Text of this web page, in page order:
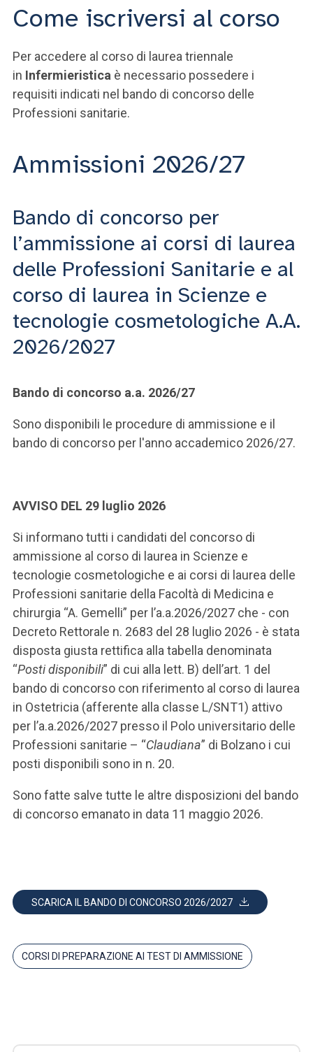
Come iscriversi al corso
Per accedere al corso di laurea triennale
in Infermieristica è necessario possedere i
requisiti indicati nel bando di concorso delle
Professioni sanitarie.
Ammissioni 2026/27
Bando di concorso per
l’ammissione ai corsi di laurea
delle Professioni Sanitarie e al
corso di laurea in Scienze e
tecnologie cosmetologiche A.A.
2026/2027
Bando di concorso a.a. 2026/27
Sono disponibili le procedure di ammissione e il
bando di concorso per l'anno accademico 2026/27.
AVVISO DEL 29 luglio 2026
Si informano tutti i candidati del concorso di
ammissione al corso di laurea in Scienze e
tecnologie cosmetologiche e ai corsi di laurea delle
Professioni sanitarie della Facoltà di Medicina e
chirurgia “A. Gemelli” per l’a.a.2026/2027 che - con
Decreto Rettorale n. 2683 del 28 luglio 2026 - è stata
disposta giusta rettifica alla tabella denominata
“Posti disponibili” di cui alla lett. B) dell’art. 1 del
bando di concorso con riferimento al corso di laurea
in Ostetricia (afferente alla classe L/SNT1) attivo
per l’a.a.2026/2027 presso il Polo universitario delle
Professioni sanitarie – “Claudiana” di Bolzano i cui
posti disponibili sono in n. 20.
Sono fatte salve tutte le altre disposizioni del bando
di concorso emanato in data 11 maggio 2026.
SCARICA IL BANDO DI CONCORSO 2026/2027
CORSI DI PREPARAZIONE AI TEST DI AMMISSIONE